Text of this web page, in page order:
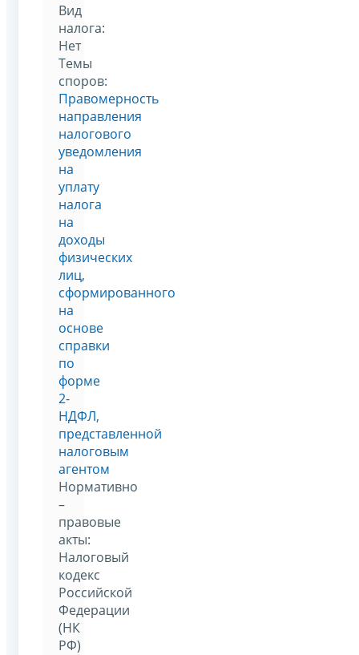
Вид
налога:
Нет
Темы
споров:
Правомерность
направления
налогового
уведомления
на
уплату
налога
на
доходы
физических
лиц,
сформированного
на
основе
справки
по
форме
2-
НДФЛ,
представленной
налоговым
агентом
Нормативно
–
правовые
акты:
Налоговый
кодекс
Российской
Федерации
(НК
РФ)